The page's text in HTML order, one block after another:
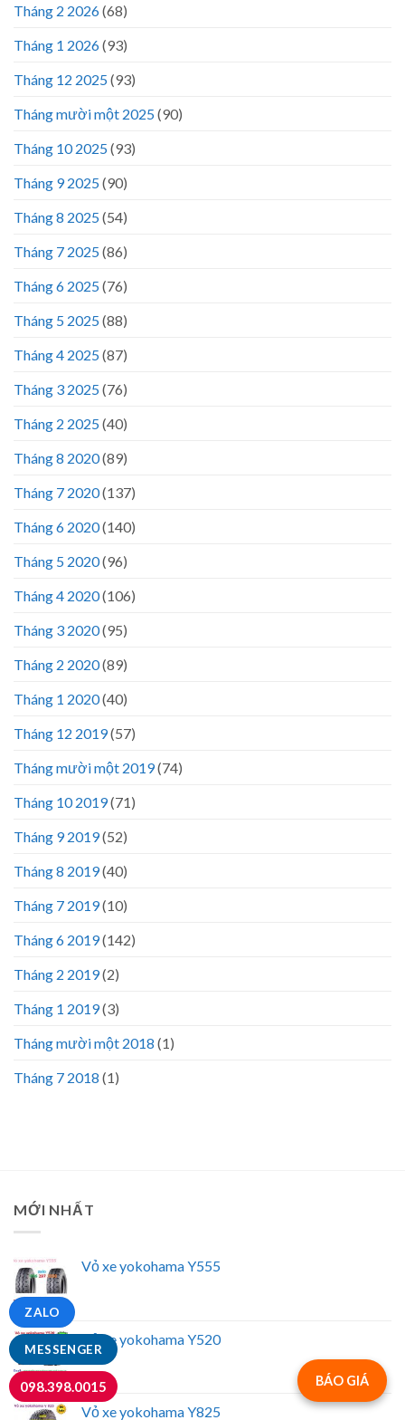
MESSENGER
ZALO
098.398.0015
Tháng 2 2026(68)
Tháng 1 2026(93)
Tháng 12 2025(93)
Tháng mười một 2025(90)
Tháng 10 2025(93)
Tháng 9 2025(90)
Tháng 8 2025(54)
Tháng 7 2025(86)
Tháng 6 2025(76)
Tháng 5 2025(88)
Tháng 4 2025(87)
Tháng 3 2025(76)
Tháng 2 2025(40)
Tháng 8 2020(89)
Tháng 7 2020(137)
Tháng 6 2020(140)
Tháng 5 2020(96)
Tháng 4 2020(106)
Tháng 3 2020(95)
Tháng 2 2020(89)
Tháng 1 2020(40)
Tháng 12 2019(57)
Tháng mười một 2019(74)
Tháng 10 2019(71)
Tháng 9 2019(52)
Tháng 8 2019(40)
Tháng 7 2019(10)
Tháng 6 2019(142)
Tháng 2 2019(2)
Tháng 1 2019(3)
Tháng mười một 2018 (1)
Tháng 7 2018 (1)
MỚI NHẤT
Vỏ xe yokohama Y555
Vỏ xe yokohama Y520
Vỏ xe yokohama Y825
BÁO GIÁ